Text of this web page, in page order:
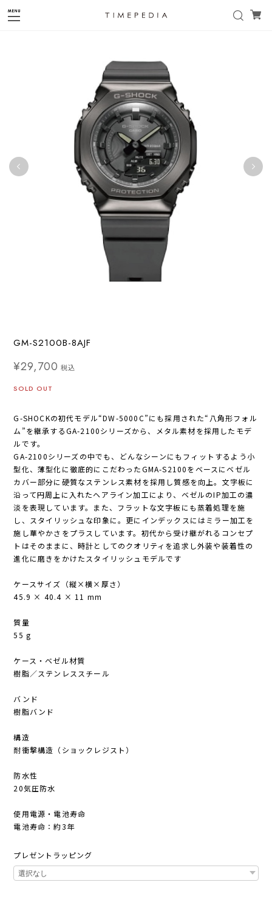
GM-S2100B-8AJF
¥29,700 税込
SOLD OUT
G-SHOCKの初代モデル“DW-5000C”にも採用された“八角形フォル
ム”を継承するGA-2100シリーズから、メタル素材を採用したモデ
ルです。
GA-2100シリーズの中でも、どんなシーンにもフィットするよう小
型化、薄型化に徹底的にこだわったGMA-S2100をベースにベゼル
カバー部分に硬質なステンレス素材を採用し質感を向上。文字板に
沿って円周上に入れたヘアライン加工により、ベゼルのIP加工の濃
淡を表現しています。また、フラットな文字板にも蒸着処理を施
し、スタイリッシュな印象に。更にインデックスにはミラー加工を
施し華やかさをプラスしています。初代から受け継がれるコンセプ
トはそのままに、時計としてのクオリティを追求し外装や装着性の
進化に磨きをかけたスタイリッシュモデルです
ケースサイズ（縦×横×厚さ）
45.9 × 40.4 × 11 mm
質量
55 g
ケース・ベゼル材質
樹脂／ステンレススチール
バンド
樹脂バンド
構造
耐衝撃構造（ショックレジスト）
防水性
20気圧防水
使用電源・電池寿命
電池寿命：約3年
プレゼントラッピング